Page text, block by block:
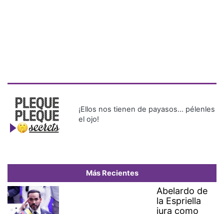
¡Ellos nos tienen de payasos… pélenles
el ojo!
Más Recientes
Abelardo de
la Espriella
jura como